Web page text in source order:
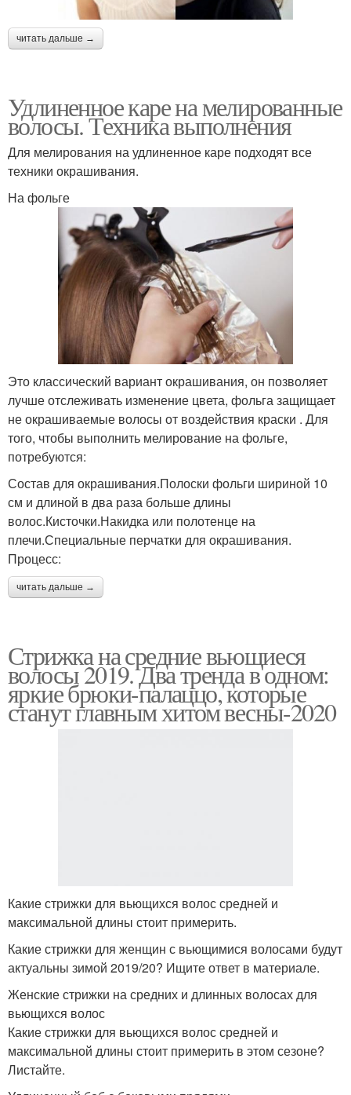
читать дальше →
Удлиненное каре на мелированные
волосы. Техника выполнения
Для мелирования на удлиненное каре подходят все
техники окрашивания.
На фольге
Это классический вариант окрашивания, он позволяет
лучше отслеживать изменение цвета, фольга защищает
не окрашиваемые волосы от воздействия краски . Для
того, чтобы выполнить мелирование на фольге,
потребуются:
Состав для окрашивания.Полоски фольги шириной 10
см и длиной в два раза больше длины
волос.Кисточки.Накидка или полотенце на
плечи.Специальные перчатки для окрашивания.
Процесс:
читать дальше →
Стрижка на средние вьющиеся
волосы 2019. Два тренда в одном:
яркие брюки-палаццо, которые
станут главным хитом весны-2020
Какие стрижки для вьющихся волос средней и
максимальной длины стоит примерить.
Какие стрижки для женщин с вьющимися волосами будут
актуальны зимой 2019/20? Ищите ответ в материале.
Женские стрижки на средних и длинных волосах для
вьющихся волос
Какие стрижки для вьющихся волос средней и
максимальной длины стоит примерить в этом сезоне?
Листайте.